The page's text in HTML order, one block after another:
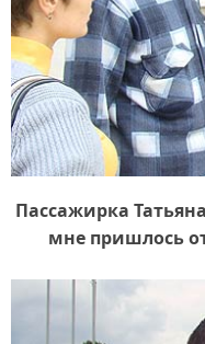
Пассажирка
мне пришлось